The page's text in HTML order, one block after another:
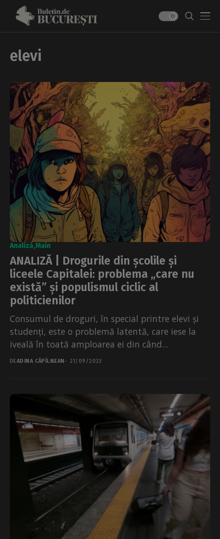
elevi
Analiză Main
ANALIZĂ | Drogurile din școlile și
liceele Capitalei: problema „care nu
există” și populismul ciclic al
politicienilor
Consumul de droguri, în special printre elevi și
studenți, este o problemă latentă, care iese la
iveală în toată amploarea ei din când...
DEADINA CĂPÎLNEAN 21/09/2023